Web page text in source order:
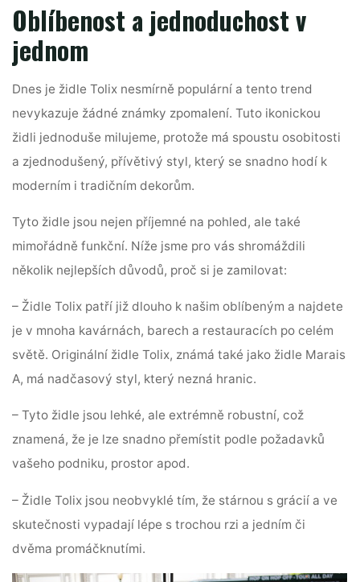
Oblíbenost a jednoduchost v
jednom
Dnes je židle Tolix nesmírně populární a tento trend
nevykazuje žádné známky zpomalení. Tuto ikonickou
židli jednoduše milujeme, protože má spoustu osobitosti
a zjednodušený, přívětivý styl, který se snadno hodí k
moderním i tradičním dekorům.
Tyto židle jsou nejen příjemné na pohled, ale také
mimořádně funkční. Níže jsme pro vás shromáždili
několik nejlepších důvodů, proč si je zamilovat:
– Židle Tolix patří již dlouho k našim oblíbeným a najdete
je v mnoha kavárnách, barech a restauracích po celém
světě. Originální židle Tolix, známá také jako židle Marais
A, má nadčasový styl, který nezná hranic.
– Tyto židle jsou lehké, ale extrémně robustní, což
znamená, že je lze snadno přemístit podle požadavků
vašeho podniku, prostor apod.
– Židle Tolix jsou neobvyklé tím, že stárnou s grácií a ve
skutečnosti vypadají lépe s trochou rzi a jedním či
dvěma promáčknutími.